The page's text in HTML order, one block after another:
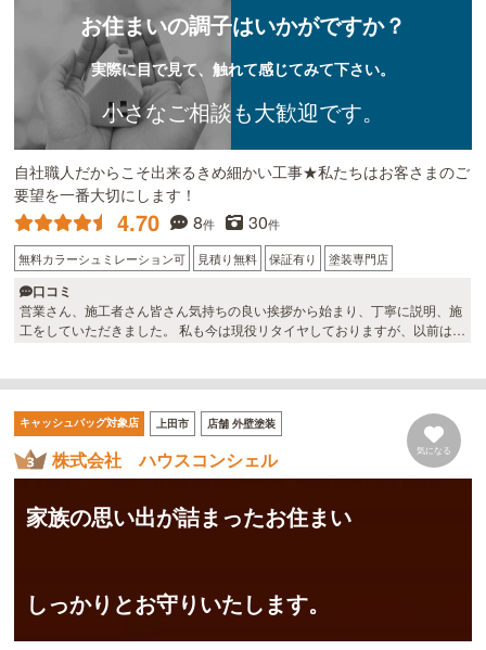
お住まいの調子はいかがですか？
実際に目で見て、触れて感じてみて下さい。
小さなご相談も大歓迎です。
自社職人だからこそ出来るきめ細かい工事★私たちはお客さまのご
要望を一番大切にします！
4.70 8件 30件
無料カラーシュミレーション可 見積り無料 保証有り 塗装専門店
口コミ
営業さん、施工者さん皆さん気持ちの良い挨拶から始まり、丁寧に説明、施
工をしていただきました。 私も今は現役リタイヤしておりますが、以前は建
と丁寧に対応していただきました。。🤗 サンテクさんにお願いして良かった
です。
キャッシュバッグ対象店 上田市 店舗 外壁塗装
株式会社 ハウスコンシェル 気になる
家族の思い出が詰まったお住まい
しっかりとお守りいたします。